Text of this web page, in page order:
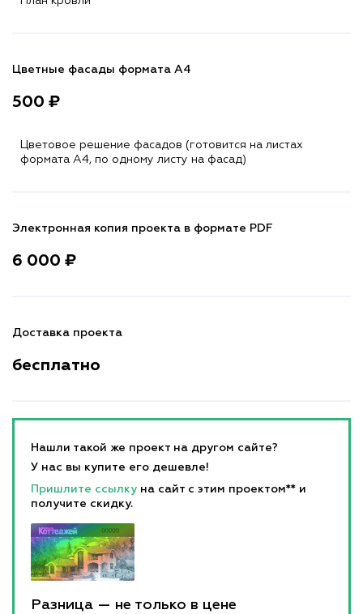
Цветные фасады формата А4
500 ₽
Цветовое решение фасадов (готовится на листах
формата A4, по одному листу на фасад)
Электронная копия проекта в формате PDF
6 000 ₽
Доставка проекта
бесплатно
Нашли такой же проект на другом сайте?
У нас вы купите его дешевле!
Пришлите ссылку на сайт с этим проектом** и
получите скидку.
Разница — не только в цене